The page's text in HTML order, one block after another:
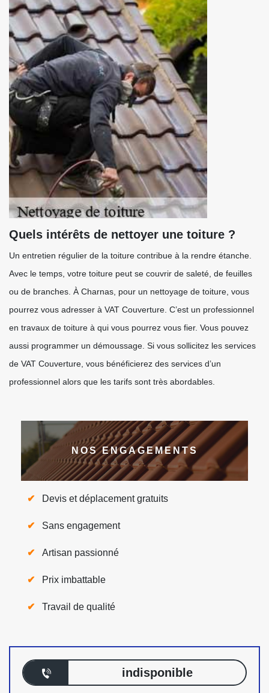
Quels intérêts de nettoyer une toiture ?
Un entretien régulier de la toiture contribue à la rendre étanche.
Avec le temps, votre toiture peut se couvrir de saleté, de feuilles
ou de branches. À Charnas, pour un nettoyage de toiture, vous
pourrez vous adresser à VAT Couverture. C’est un professionnel
en travaux de toiture à qui vous pourrez vous fier. Vous pouvez
aussi programmer un démoussage. Si vous sollicitez les services
de VAT Couverture, vous bénéficierez des services d’un
professionnel alors que les tarifs sont très abordables.
NOS ENGAGEMENTS
Devis et déplacement gratuits
Sans engagement
Artisan passionné
Prix imbattable
Travail de qualité
indisponible